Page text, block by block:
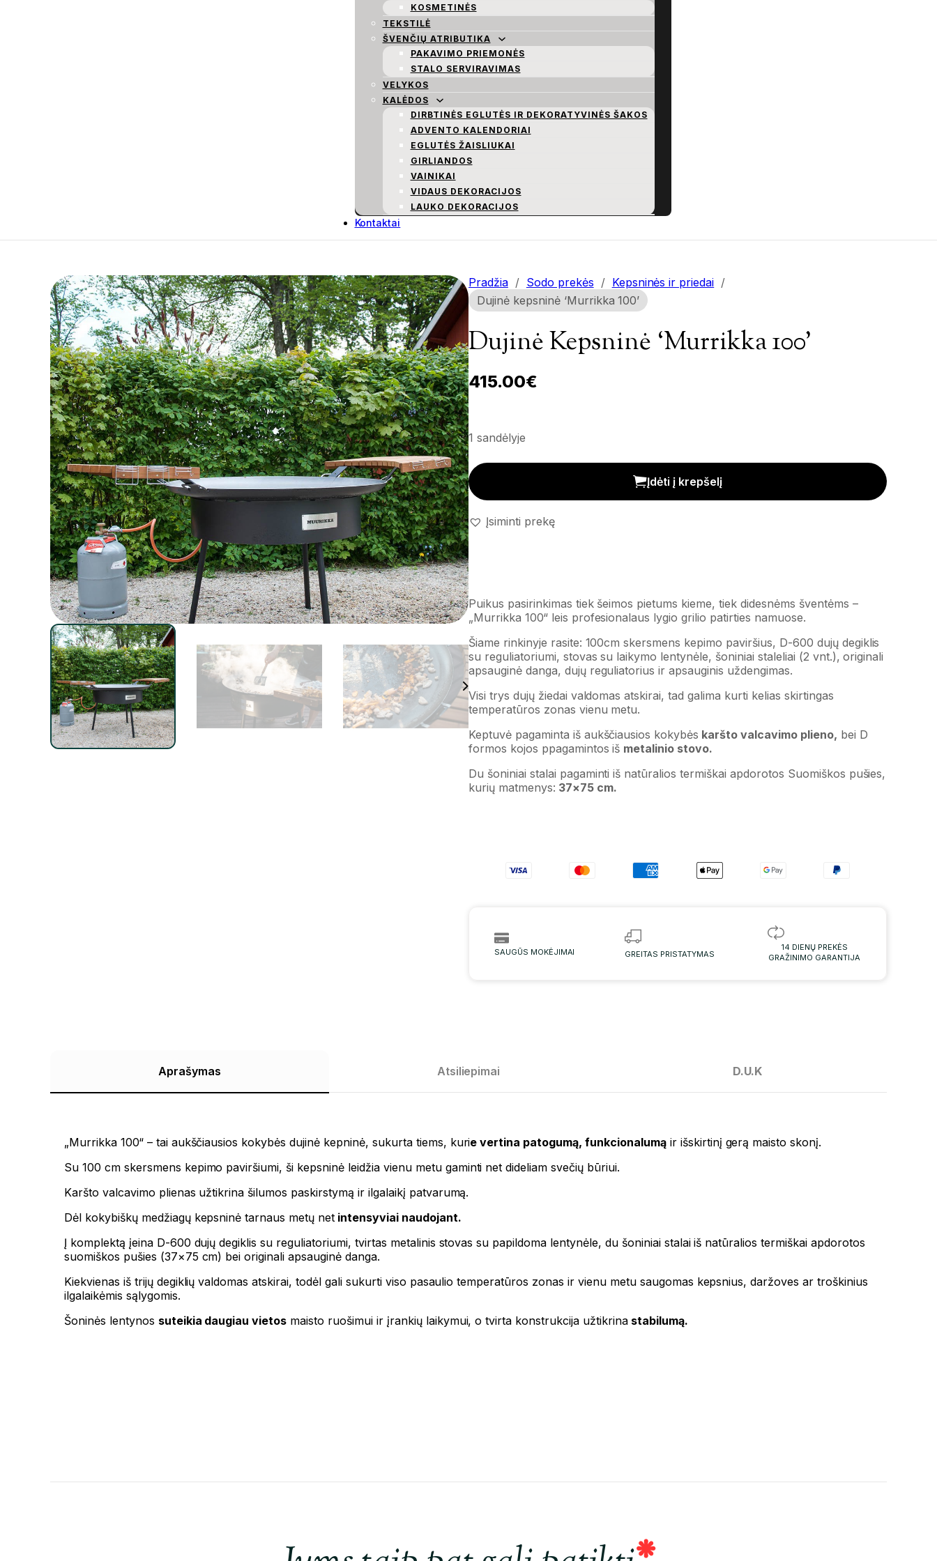
KOSMETINĖS
TEKSTILĖ
ŠVENČIŲ ATRIBUTIKA
PAKAVIMO PRIEMONĖS
STALO SERVIRAVIMAS
VELYKOS
KALĖDOS
DIRBTINĖS EGLUTĖS IR DEKORATYVINĖS ŠAKOS
ADVENTO KALENDORIAI
EGLUTĖS ŽAISLIUKAI
GIRLIANDOS
VAINIKAI
VIDAUS DEKORACIJOS
LAUKO DEKORACIJOS
Kontaktai
Pradžia / Sodo prekės / Kepsninės ir priedai /
Dujinė kepsninė ‘Murrikka 100’
Dujinė Kepsninė ‘Murrikka 100’
415.00€
1 sandėlyje
Dujinė kepsninė 'Murrikka 100' kiekis
Įdėti į krepšelį
Įsiminti prekę
Puikus pasirinkimas tiek šeimos pietums kieme, tiek didesnėms šventėms –
„Murrikka 100“ leis profesionalaus lygio grilio patirties namuose.
Šiame rinkinyje rasite: 100cm skersmens kepimo paviršius, D-600 dujų degiklis
su reguliatoriumi, stovas su laikymo lentynėle, šoniniai staleliai (2 vnt.), originali
apsauginė danga, dujų reguliatorius ir apsauginis uždengimas.
Visi trys dujų žiedai valdomas atskirai, tad galima kurti kelias skirtingas
temperatūros zonas vienu metu.
Keptuvė pagaminta iš aukščiausios kokybės karšto valcavimo plieno, bei D
formos kojos ppagamintos iš metalinio stovo.
Du šoniniai stalai pagaminti iš natūralios termiškai apdorotos Suomiškos pušies,
kurių matmenys: 37×75 cm.
SAUGŪS MOKĖJIMAI GREITAS PRISTATYMAS
14 DIENŲ PREKĖS
GRAŽINIMO GARANTIJA
Aprašymas Atsiliepimai D.U.K
„Murrikka 100“ – tai aukščiausios kokybės dujinė kepninė, sukurta tiems, kurie vertina patogumą, funkcionalumąir išskirtinį gerą maisto skonį.
Su 100 cm skersmens kepimo paviršiumi, ši kepsninė leidžia vienu metu gaminti net dideliam svečių būriui.
Karšto valcavimo plienas užtikrina šilumos paskirstymą ir ilgalaikį patvarumą.
Dėl kokybiškų medžiagų kepsninė tarnaus metų net intensyviai naudojant.
Į komplektą įeina D-600 dujų degiklis su reguliatoriumi, tvirtas metalinis stovas su papildoma lentynėle, du šoniniai stalai iš natūralios termiškai apdorotos
suomiškos pušies (37×75 cm) bei originali apsauginė danga.
Kiekvienas iš trijų degiklių valdomas atskirai, todėl gali sukurti viso pasaulio temperatūros zonas ir vienu metu saugomas kepsnius, daržoves ar troškinius
ilgalaikėmis sąlygomis.
Šoninės lentynos suteikia daugiau vietos maisto ruošimui ir įrankių laikymui, o tvirta konstrukcija užtikrinastabilumą.